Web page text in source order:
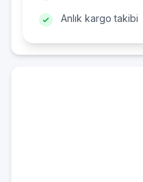
Anlık kargo takibi